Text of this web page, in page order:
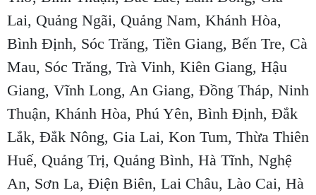
Lai, Quảng Ngãi, Quảng Nam, Khánh Hòa,
Bình Định, Sóc Trăng, Tiền Giang, Bến Tre, Cà
Mau, Sóc Trăng, Trà Vinh, Kiên Giang, Hậu
Giang, Vĩnh Long, An Giang, Đồng Tháp, Ninh
Thuận, Khánh Hòa, Phú Yên, Bình Định, Đắk
Lắk, Đắk Nông, Gia Lai, Kon Tum, Thừa Thiên
Huế, Quảng Trị, Quảng Bình, Hà Tĩnh, Nghệ
An, Sơn La, Điện Biên, Lai Châu, Lào Cai, Hà